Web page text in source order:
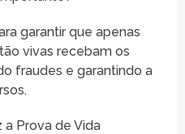
garantir que apenas
vivas recebam os
fraudes e garantindo a
a Prova de Vida